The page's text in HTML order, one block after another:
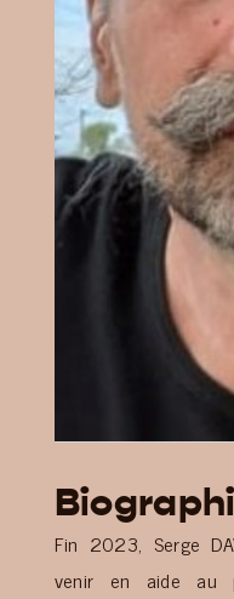
Fin 2023, Serge
venir en aide au